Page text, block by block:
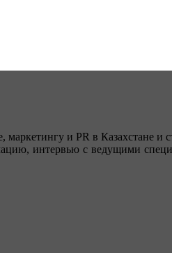
и PR в Казахстане и
интервью с ведущими